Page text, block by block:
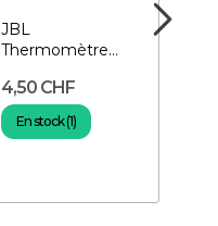
JBL
Thermomètre
4,50 CHF
En stock (1)